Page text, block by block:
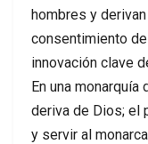
hombres y
consentimiento
innovación clave
En una monarquía
deriva de Dios; el
y servir al